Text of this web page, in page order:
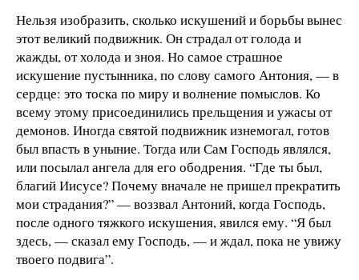
Нельзя изобразить, сколько искушений и борьбы вынес
этот великий подвижник. Он страдал от голода и
жажды, от холода и зноя. Но самое страшное
искушение пустынника, по слову самого Антония, — в
сердце: это тоска по миру и волнение помыслов. Ко
всему этому присоединились прельщения и ужасы от
демонов. Иногда святой подвижник изнемогал, готов
был впасть в уныние. Тогда или Сам Господь являлся,
или посылал ангела для его ободрения. “Где ты был,
благий Иисусе? Почему вначале не пришел прекратить
мои страдания?” — воззвал Антоний, когда Господь,
после одного тяжкого искушения, явился ему. “Я был
здесь, — сказал ему Господь, — и ждал, пока не увижу
твоего подвига”.